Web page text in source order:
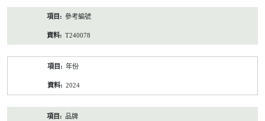
參考編號
T240078
年份
2024
品牌